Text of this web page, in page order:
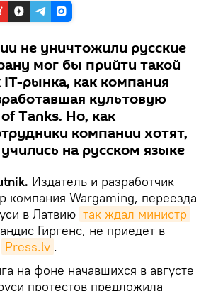
не уничтожили русские
мог бы прийти такой
рынка, как компания
культовую
Tanks. Но, как
компании хотят,
на русском языке
Издатель и разработчик
компания Wargaming, переезда
в Латвию так ждал министр
Гиргенс, не приедет в
Press.lv .
на фоне начавшихся в августе
протестов предложила